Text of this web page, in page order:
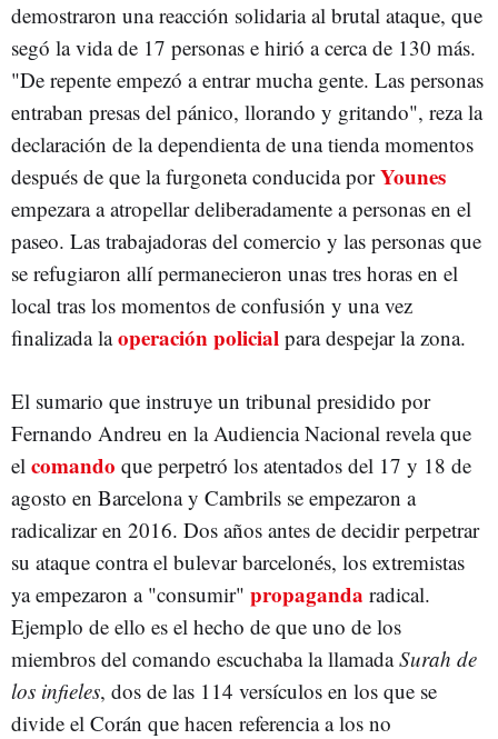
demostraron una reacción solidaria al brutal ataque, que
segó la vida de 17 personas e hirió a cerca de 130 más.
"De repente empezó a entrar mucha gente. Las personas
entraban presas del pánico, llorando y gritando", reza la
declaración de la dependienta de una tienda momentos
después de que la furgoneta conducida porYounes
empezara a atropellar deliberadamente a personas en el
paseo. Las trabajadoras del comercio y las personas que
se refugiaron allí permanecieron unas tres horas en el
local tras los momentos de confusión y una vez
finalizada laoperación policial para despejar la zona.
El sumario que instruye un tribunal presidido por
Fernando Andreu en la Audiencia Nacional revela que
el comando que perpetró los atentados del 17 y 18 de
agosto en Barcelona y Cambrils se empezaron a
radicalizar en 2016. Dos años antes de decidir perpetrar
su ataque contra el bulevar barcelonés, los extremistas
ya empezaron a "consumir" propaganda radical.
Ejemplo de ello es el hecho de que uno de los
miembros del comando escuchaba la llamadaSurah de
los infieles, dos de las 114 versículos en los que se
divide el Corán que hacen referencia a los no